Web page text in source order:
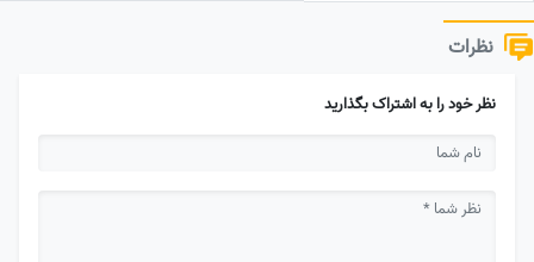
نظرات
نظر خود را به اشتراک بگذارید